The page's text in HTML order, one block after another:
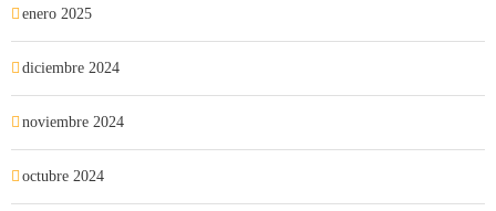
enero 2025
diciembre 2024
noviembre 2024
octubre 2024